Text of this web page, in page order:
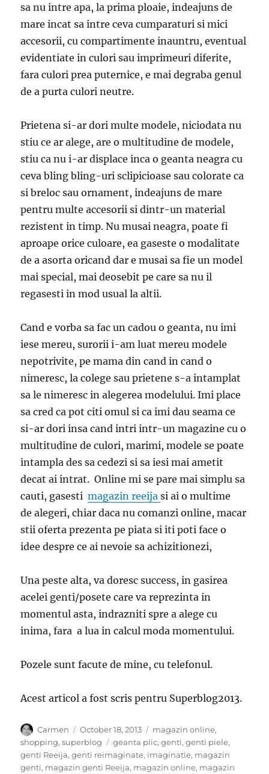
sa nu intre apa, la prima ploaie, indeajuns de
mare incat sa intre ceva cumparaturi si mici
accesorii, cu compartimente inauntru, eventual
evidentiate in culori sau imprimeuri diferite,
fara culori prea puternice, e mai degraba genul
de a purta culori neutre.
Prietena si-ar dori multe modele, niciodata nu
stiu ce ar alege, are o multitudine de modele,
stiu ca nu i-ar displace inca o geanta neagra cu
ceva bling bling-uri sclipicioase sau colorate ca
si breloc sau ornament, indeajuns de mare
pentru multe accesorii si dintr-un material
rezistent in timp. Nu musai neagra, poate fi
aproape orice culoare, ea gaseste o modalitate
de a asorta oricand dar e musai sa fie un model
mai special, mai deosebit pe care sa nu il
regasesti in mod usual la altii.
Cand e vorba sa fac un cadou o geanta, nu imi
iese mereu, surorii i-am luat mereu modele
nepotrivite, pe mama din cand in cand o
nimeresc, la colege sau prietene s-a intamplat
sa le nimeresc in alegerea modelului. Imi place
sa cred ca pot citi omul si ca imi dau seama ce
si-ar dori insa cand intri intr-un magazine cu o
multitudine de culori, marimi, modele se poate
intampla des sa cedezi si sa iesi mai ametit
decat ai intrat. Online mi se pare mai simplu sa
cauti, gasestimagazin reeijasi ai o multime
de alegeri, chiar daca nu comanzi online, macar
stii oferta prezenta pe piata si iti poti face o
idee despre ce ai nevoie sa achizitionezi,
Una peste alta, va doresc success, in gasirea
acelei genti/posete care va reprezinta in
momentul asta, indrazniti spre a alege cu
inima, fara a lua in calcul moda momentului.
Pozele sunt facute de mine, cu telefonul.
Acest articol a fost scris pentru Superblog2013.
Author
Carmen
Posted
on
October 18, 2013 Categories
magazin online,
shopping,superblog Tags
geanta plic,genti,genti piele,
genti Reeija,genti reimaginate, imaginatie, magazin
genti, magazin genti Reeija, magazin online, magazin